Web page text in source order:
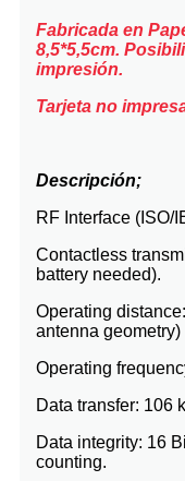
Fabricada en
8,5*5,5cm.
impresión.
Tarjeta no
Descripción;
RF Interface (ISO/
Contactless
battery needed).
Operating
antenna geometry)
Operating
Data transfer: 106
Data integrity: 16
counting.